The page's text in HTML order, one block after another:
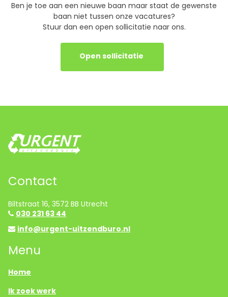
Ben je toe aan een nieuwe baan maar staat de gewenste
baan niet tussen onze vacatures?
Stuur dan een open sollicitatie naar ons.
Open sollicitatie
Contact
Biltstraat 16, 3572 BB Utrecht
030 231 63 44
info@urgent-uitzendburo.nl
Menu
Home
Ik zoek werk